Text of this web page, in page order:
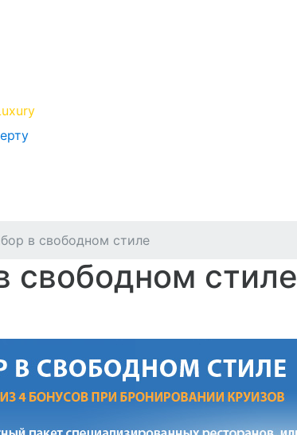
в свободном стиле
свободном стиле